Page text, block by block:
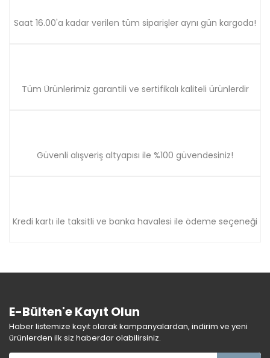
Saat 16.00'a kadar verilen tüm siparişler aynı gün kargoda!
Tüm Ürünlerimiz garantili ve sertifikalı kaliteli ürünlerdir
Güvenli alışveriş altyapısı ile %100 güvendesiniz!
Kredi kartı ile taksitli ve banka havalesi ile ödeme seçeneği
E-Bülten'e Kayıt Olun
Haber listemize kayıt olarak kampanyalardan, indirim ve yeni
ürünlerden ilk siz haberdar olabilirsiniz.